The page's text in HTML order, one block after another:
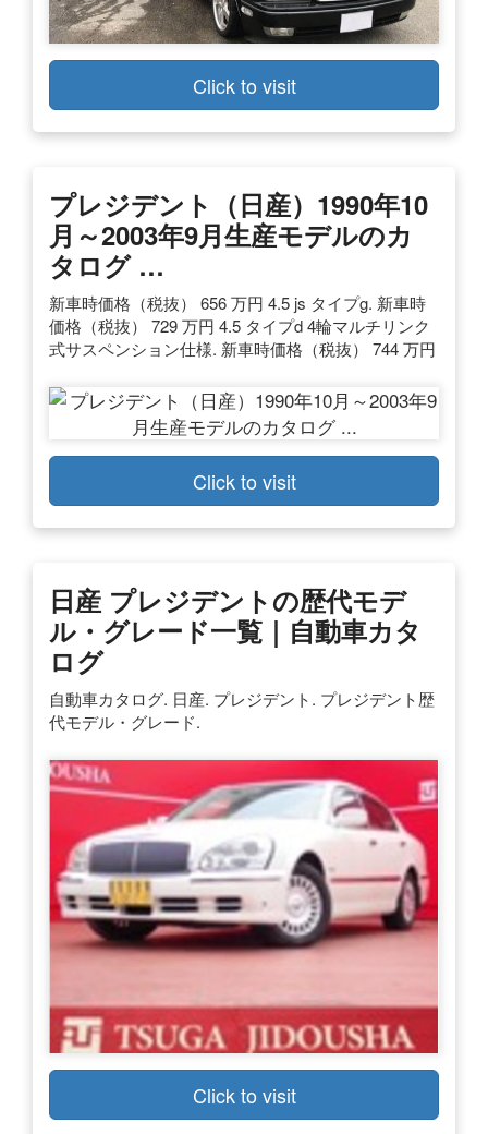
Click to visit
プレジデント（日産）1990年10
月～2003年9月生産モデルのカ
タログ …
新車時価格（税抜） 656 万円 4.5 js タイプg. 新車時
価格（税抜） 729 万円 4.5 タイプd 4輪マルチリンク
式サスペンション仕様. 新車時価格（税抜） 744 万円
Click to visit
日産 プレジデントの歴代モデ
ル・グレード一覧｜自動車カタ
ログ
自動車カタログ. 日産. プレジデント. プレジデント歴
代モデル・グレード.
Click to visit